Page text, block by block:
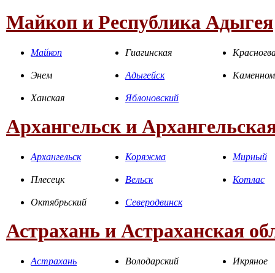
Майкоп и Республика Адыгея
Майкоп Гиагинская
Энем Адыгейск
Ханская Яблоновский
Архангельск и
Архангельск Коряжма Мирный
Плесецк Вельск Котлас
Октябрьский Северодвинск
Астрахань и Астраханская
Астрахань Володарский Икряное